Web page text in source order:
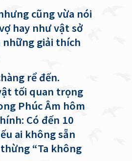
cũng vừa nói
hay như vật sở
những giải thích
rể đến.
tối quan trọng
Phúc Âm hôm
Có đến 10
ai không sẵn
“Ta không